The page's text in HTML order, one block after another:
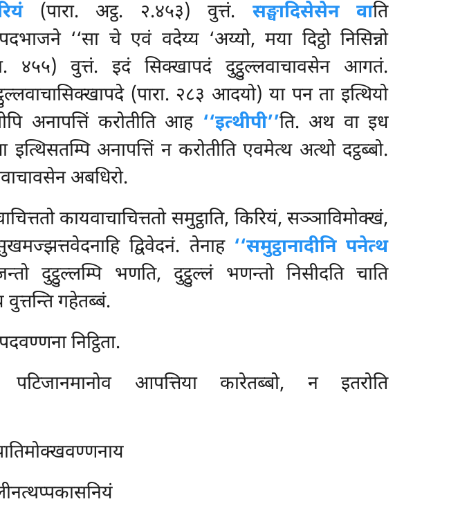
(पारा. अट्ठ. २.४५३) वुत्तं.सङ्घादिसेसेन वाति
‘‘सा चे एवं वदेय्य ‘अय्यो, मया दिट्ठो निसिन्नो
४५५) वुत्तं. इदं सिक्खापदं दुट्ठुल्लवाचावसेन आगतं.
(पारा. २८३ आदयो) या पन ता इत्थियो
अनापत्तिं करोतीति आह ‘‘इत्थीपी’’ति. अथ वा इध
इत्थिसतम्पि अनापत्तिं न करोतीति एवमेत्थ अत्थो दट्ठब्बो.
अबधिरो.
कायवाचाचित्ततो समुट्ठाति, किरियं, सञ्ञाविमोक्खं,
द्विवेदनं. तेनाह ‘‘समुट्ठानादीनि पनेत्थ
दुट्ठुल्लम्पि भणति, दुट्ठुल्लं भणन्तो निसीदति चाति
वुत्तन्ति गहेतब्बं.
निट्ठिता.
पटिजानमानोव आपत्तिया कारेतब्बो, न इतरोति